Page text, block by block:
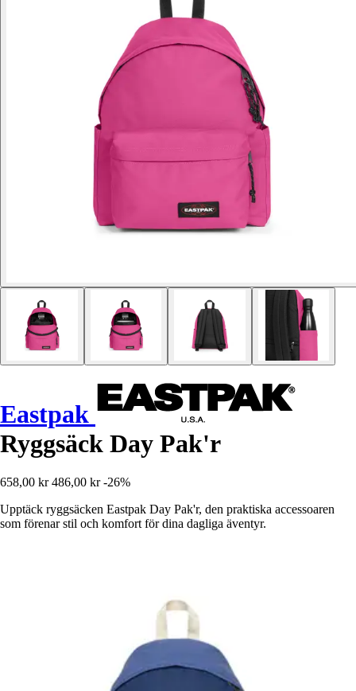
Eastpak
Ryggsäck Day Pak'r
658,00 kr 486,00 kr -26%
Upptäck ryggsäcken Eastpak Day Pak'r, den praktiska accessoaren
som förenar stil och komfort för dina dagliga äventyr.